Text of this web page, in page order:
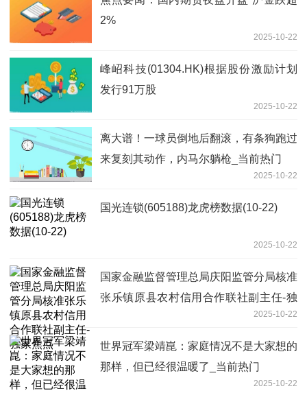
2%
2025-10-22
峰岹科技(01304.HK)根据股份激励计划
发行91万股
2025-10-22
离大谱！一球员倒地后翻滚，有条狗跑过
来复刻其动作，内马尔躺枪_当前热门
2025-10-22
国光连锁(605188)龙虎榜数据(10-22)
2025-10-22
国家金融监督管理总局庆阳监管分局核准
张乐镇原县农村信用合作联社副主任-独
2025-10-22
世界冠军梁靖崑：家庭情况不是大家想的
那样，但已经很温暖了_当前热门
2025-10-22